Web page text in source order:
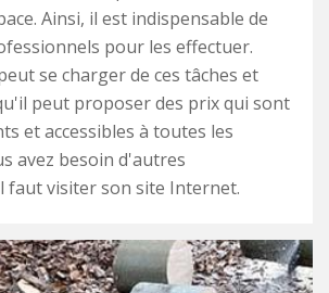
Ainsi, il est indispensable de
pour les effectuer.
se charger de ces tâches et
peut proposer des prix qui sont
et accessibles à toutes les
avez besoin d'autres
faut visiter son site Internet.